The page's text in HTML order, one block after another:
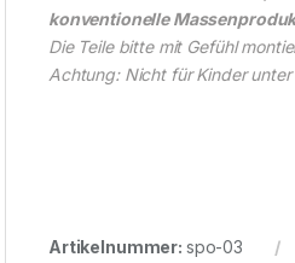
konventionelle
Die Teile bitte mit Gefühl
Achtung: Nicht für Kinder
Artikelnummer: spo-03